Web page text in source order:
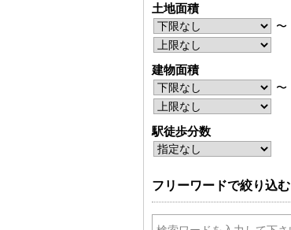
土地面積
〜
建物面積
〜
駅徒歩分数
フリーワードで絞り込む